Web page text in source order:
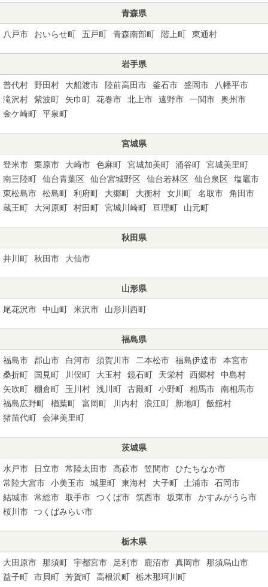
青森県
八戸市 おいらせ町 五戸町 青森南部町 階上町 東通村
岩手県
普代村 野田村 大船渡市 陸前高田市 釜石市 盛岡市
八幡平市
滝沢村
紫波町 矢巾町 花巻市 北上市 遠野市 一関市
奥州市
金ケ崎町
平泉町
宮城県
登米市 栗原市 大崎市 色麻町 宮城加美町 涌谷町
宮城美里町
南三陸町
仙台青葉区 仙台宮城野区 仙台若林区 仙台泉区
塩竈市
東松島市
松島町 利府町 大郷町 大衡村 女川町 名取市
角田市
蔵王町
大河原町 村田町 宮城川崎町 亘理町 山元町
秋田県
井川町 秋田市 大仙市
山形県
尾花沢市 中山町 米沢市 山形川西町
福島県
福島市 郡山市 白河市 須賀川市 二本松市 福島伊達市
本宮市
桑折町
国見町 川俣町 大玉村 鏡石町 天栄村 西郷村
中島村
矢吹町
棚倉町 玉川村 浅川町 古殿町 小野町 相馬市
南相馬市
福島広野町
楢葉町 富岡町 川内村 浪江町 新地町
飯舘村
猪苗代町
会津美里町
茨城県
水戸市 日立市 常陸太田市 高萩市 笠間市
ひたちなか市
常陸大宮市
小美玉市 城里町 東海村 大子町 土浦市
石岡市
結城市
常総市 取手市 つくば市 筑西市 坂東市
かすみがうら市
桜川市
つくばみらい市
栃木県
大田原市 那須町 宇都宮市 足利市 鹿沼市 真岡市
那須烏山市
益子町
市貝町 芳賀町 高根沢町 栃木那珂川町